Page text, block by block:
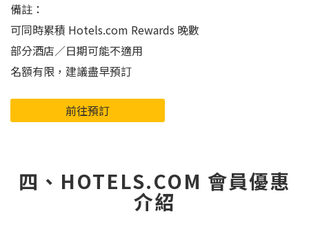
備註：
可同時累積 Hotels.com Rewards 晚數
部分酒店／日期可能不適用
名額有限，建議盡早預訂
前往預訂
四、HOTELS.COM 會員優惠
介紹